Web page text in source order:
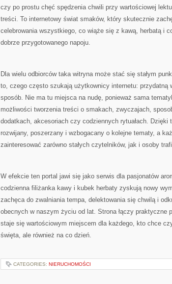
czy po prostu chęć spędzenia chwili przy wartościowej
treści. To internetowy świat smaków, który skutecznie
celebrowania wszystkiego, co wiąże się z kawą, herbatą i
dobrze przygotowanego napoju.
Dla wielu odbiorców taka witryna może stać się stałym
to, czego często szukają użytkownicy internetu: przydatną
sposób. Nie ma tu miejsca na nudę, ponieważ sama
możliwości tworzenia treści o smakach, zwyczajach,
dodatkach, akcesoriach czy codziennych rytuałach. Dzięki
rozwijany, poszerzany i wzbogacany o kolejne tematy, a
zainteresować zarówno stałych czytelników, jak i osoby
W efekcie ten portal jawi się jako serwis dla pasjonatów
codzienna filiżanka kawy i kubek herbaty zyskują nowy
zachęca do zwalniania tempa, delektowania się chwilą i
obecnych w naszym życiu od lat. Strona łączy praktyczne
staje się wartościowym miejscem dla każdego, kto chce
święta, ale również na co dzień.
CATEGORIES: NIERUCHOMOŚCI